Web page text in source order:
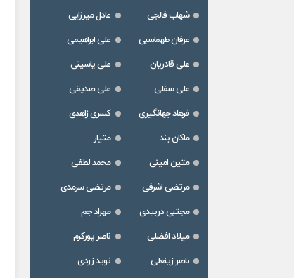
شهاب فالجی
عادل میرزایی
عرفان طهماسبی
علی ابراهیمی
علی قادریان
علی یاسینی
علی سفلی
علی صدیقی
فرهاد جهانگیری
کسری زاهدی
ماکان بند
متیار
متین امینی
محمد لطفی
مرتضی اشرفی
مرتضی سرمدی
مجتبی دربیدی
مهراد جم
میلاد افضلی
ناصر پورکرم
ناصر زینعلی
نوید زردی